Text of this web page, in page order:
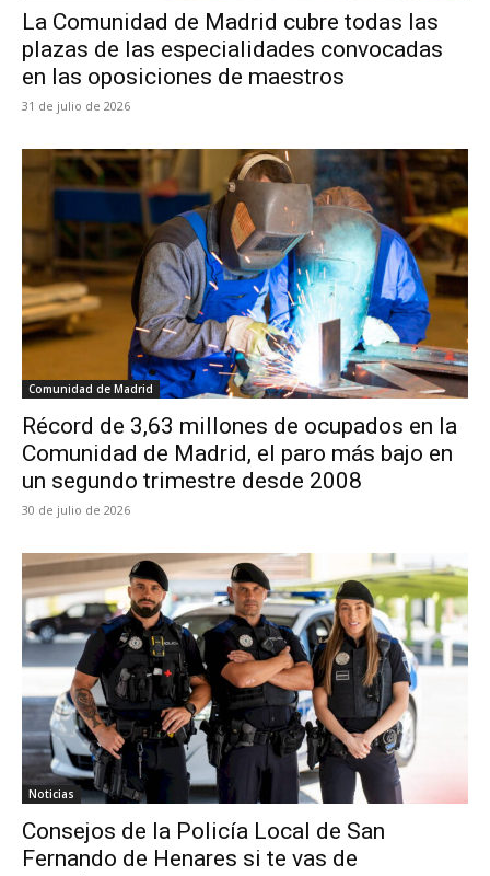
La Comunidad de Madrid cubre todas las
plazas de las especialidades convocadas
en las oposiciones de maestros
31 de julio de 2026
Comunidad de Madrid
Récord de 3,63 millones de ocupados en la
Comunidad de Madrid, el paro más bajo en
un segundo trimestre desde 2008
30 de julio de 2026
Noticias
Consejos de la Policía Local de San
Fernando de Henares si te vas de